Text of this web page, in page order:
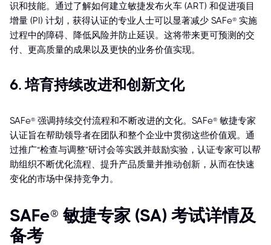
识和技能。通过了解如何建立敏捷发布火车 (ART) 和促进项目
增量 (PI) 计划，获得认证的专业人士可以显著减少 SAFe® 实施
过程中的障碍、降低风险并防止延误。这将带来更可预测的交
付、更高质量的成果以及更快的业务价值实现。
6. 培育持续改进和创新文化
SAFe® 强调持续交付流程和不断改进的文化。SAFe® 敏捷专家
认证旨在帮助领导者在团队和整个企业中贯彻这些价值观。通
过推广“检查与调整”研讨会等实践并鼓励实验，认证专家可以帮
助组织不断优化流程、提升产品质量并推动创新，从而在快速
变化的市场中保持竞争力。
SAFe® 敏捷专家 (SA) 考试详情及
备考